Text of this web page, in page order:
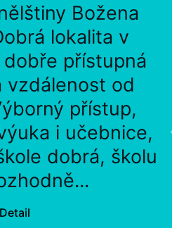
Božena
lokalita v
přístupná
vzdálenost od
přístup,
i učebnice,
dobrá, školu
Detail